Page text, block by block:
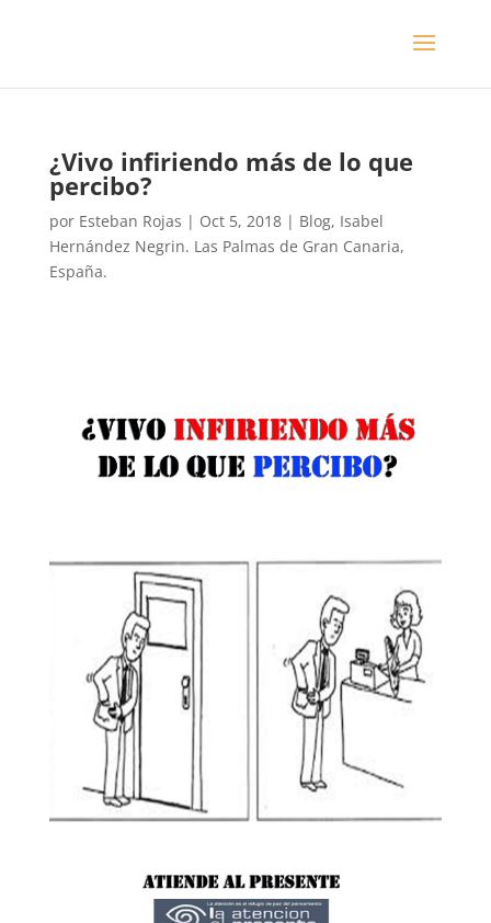
¿Vivo infiriendo más de lo que
percibo?
por Esteban Rojas | Oct 5, 2018| Blog, Isabel
Hernández Negrin. Las Palmas de Gran Canaria,
España.